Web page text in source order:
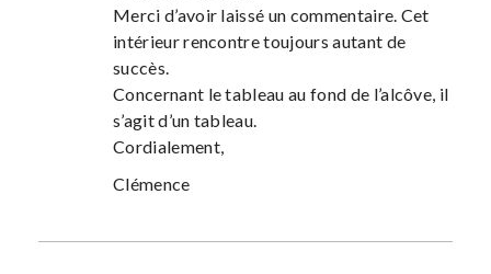
Merci d’avoir laissé un commentaire. Cet
intérieur rencontre toujours autant de
succès.
Concernant le tableau au fond de l’alcôve, il
s’agit d’un tableau.
Cordialement,
Clémence